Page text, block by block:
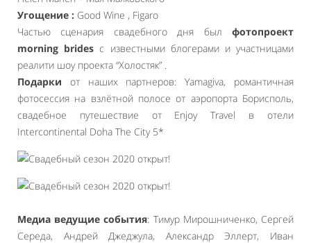
Угощение : Good Wine , Figaro
Частью сценария свадебного дня был фотопроект
morning brides с известными блогерами и участницами
реалити шоу проекта “Холостяк” .
Подарки от наших партнеров: Yamagiva, романтичная
фотосессия на взлётной полосе от аэропорта Борисполь,
свадебное путешествие от Enjoy Travel в отели
Intercontinental Doha The City 5*
Медиа ведущие события: Тимур Мирошниченко, Сергей
Середа, Андрей Джеджула, Александр Эллерт, Иван